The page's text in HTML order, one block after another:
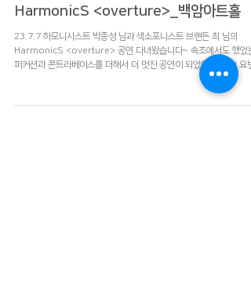
2023년 7월 7일
라이브 사운드
HarmonicS <overture>_백암아트홀